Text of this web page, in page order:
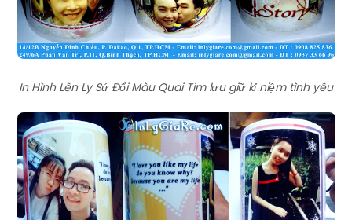
In Hình Lên Ly Sứ Đổi Màu Quai Tim lưu giữ kỉ niệm tình yêu